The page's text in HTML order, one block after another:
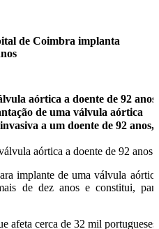
de Coimbra implanta
aórtica a doente de 92 anos
de uma válvula aórtica
a um doente de 92 anos,
implante de uma válvula aórtica
de dez anos e constitui, para
afeta cerca de 32 mil portugueses,